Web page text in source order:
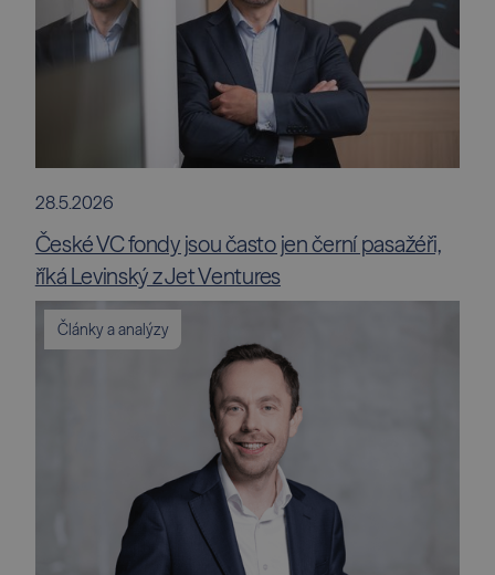
28.5.2026
České VC fondy jsou často jen černí pasažéři,
říká Levinský z Jet Ventures
Články a analýzy